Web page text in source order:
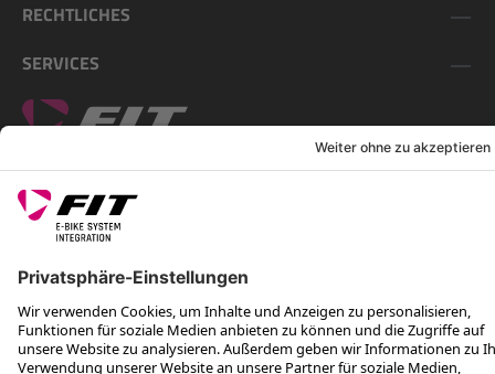
RECHTLICHES
SERVICES
*Unverbindliche Preisempfehlung inkl. MwSt. zzgl. Versandkosten